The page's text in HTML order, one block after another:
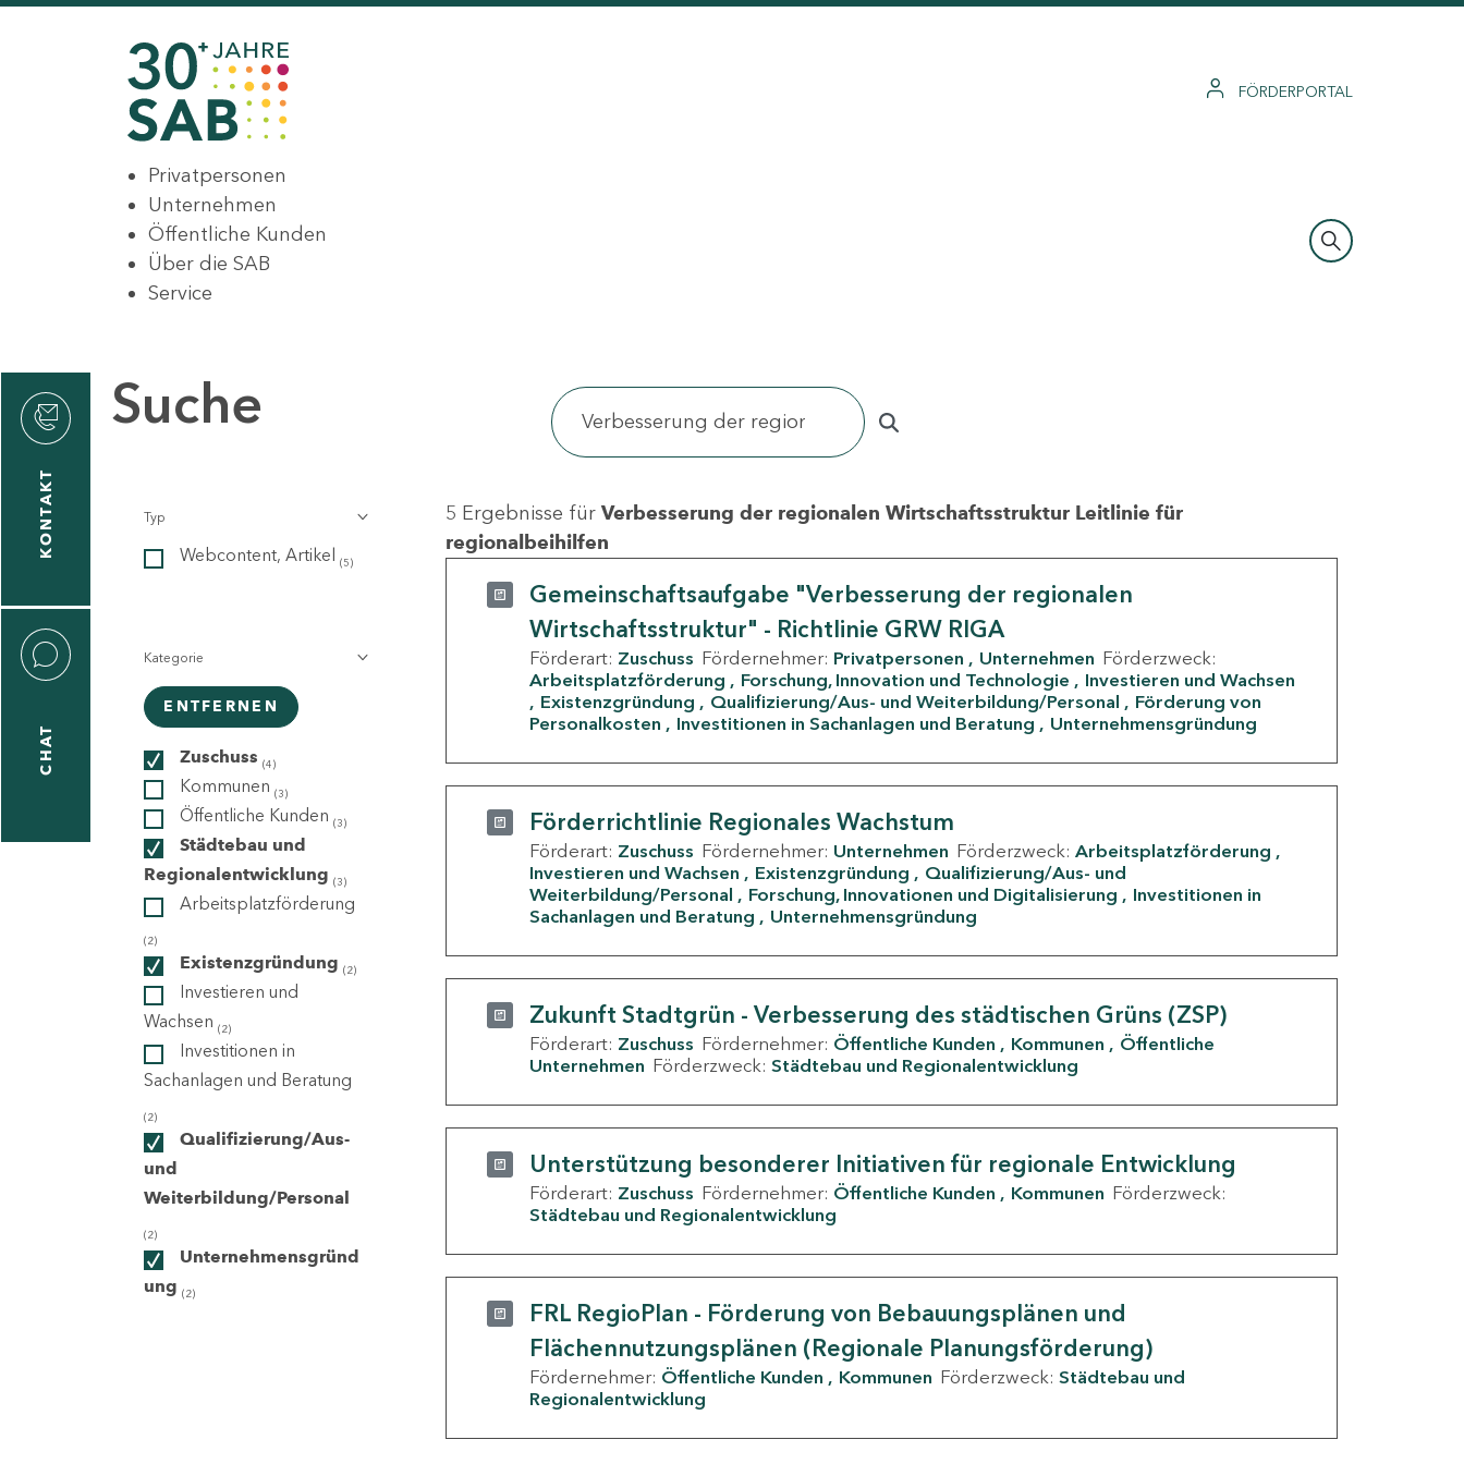
FÖRDERPORTAL
Privatpersonen
Unternehmen
Öffentliche Kunden
Über die SAB
Service
KONTAKT
CHAT
Suche
Typ
Webcontent, Artikel (5)
Kategorie
ENTFERNEN
Zuschuss (4)
Kommunen (3)
Öffentliche Kunden (3)
Städtebau und
Regionalentwicklung (3)
Arbeitsplatzförderung
(2)
Existenzgründung (2)
Investieren und
Wachsen (2)
Investitionen in
Sachanlagen und Beratung
(2)
Qualifizierung/Aus-
und
Weiterbildung/Personal
(2)
Unternehmensgründ
ung (2)
5 Ergebnisse für Verbesserung der regionalen Wirtschaftsstruktur Leitlinie für
regionalbeihilfen
Gemeinschaftsaufgabe "Verbesserung der regionalen
Wirtschaftsstruktur" - Richtlinie GRW RIGA
Förderart: Zuschuss Fördernehmer: Privatpersonen Unternehmen Förderzweck:
Arbeitsplatzförderung
Forschung, Innovation und Technologie
Investieren und Wachsen
Existenzgründung
Qualifizierung/Aus- und Weiterbildung/Personal
Förderung von
Personalkosten
Investitionen in Sachanlagen und Beratung Unternehmensgründung
Förderrichtlinie Regionales Wachstum
Förderart: Zuschuss Fördernehmer: Unternehmen Förderzweck: Arbeitsplatzförderung
Investieren und Wachsen
Existenzgründung
Qualifizierung/Aus- und
Weiterbildung/Personal
Forschung, Innovationen und Digitalisierung
Investitionen in
Sachanlagen und Beratung
Unternehmensgründung
Zukunft Stadtgrün - Verbesserung des städtischen Grüns (ZSP)
Förderart: Zuschuss Fördernehmer: Öffentliche Kunden Kommunen
Öffentliche
Unternehmen Förderzweck: Städtebau und Regionalentwicklung
Unterstützung besonderer Initiativen für regionale Entwicklung
Förderart: Zuschuss Fördernehmer: Öffentliche Kunden Kommunen Förderzweck:
Städtebau und Regionalentwicklung
FRL RegioPlan - Förderung von Bebauungsplänen und
Flächennutzungsplänen (Regionale Planungsförderung)
Fördernehmer: Öffentliche Kunden Kommunen Förderzweck: Städtebau und
Regionalentwicklung